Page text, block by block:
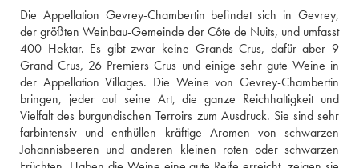
Die Appellation Gevrey-Chambertin befindet sich in Gevrey,
der größten Weinbau-Gemeinde der Côte de Nuits, und umfasst
400 Hektar. Es gibt zwar keine Grands Crus, dafür aber 9
Grand Crus, 26 Premiers Crus und einige sehr gute Weine in
der Appellation Villages. Die Weine von Gevrey-Chambertin
bringen, jeder auf seine Art, die ganze Reichhaltigkeit und
Vielfalt des burgundischen Terroirs zum Ausdruck. Sie sind sehr
farbintensiv und enthüllen kräftige Aromen von schwarzen
Johannisbeeren und anderen kleinen roten oder schwarzen